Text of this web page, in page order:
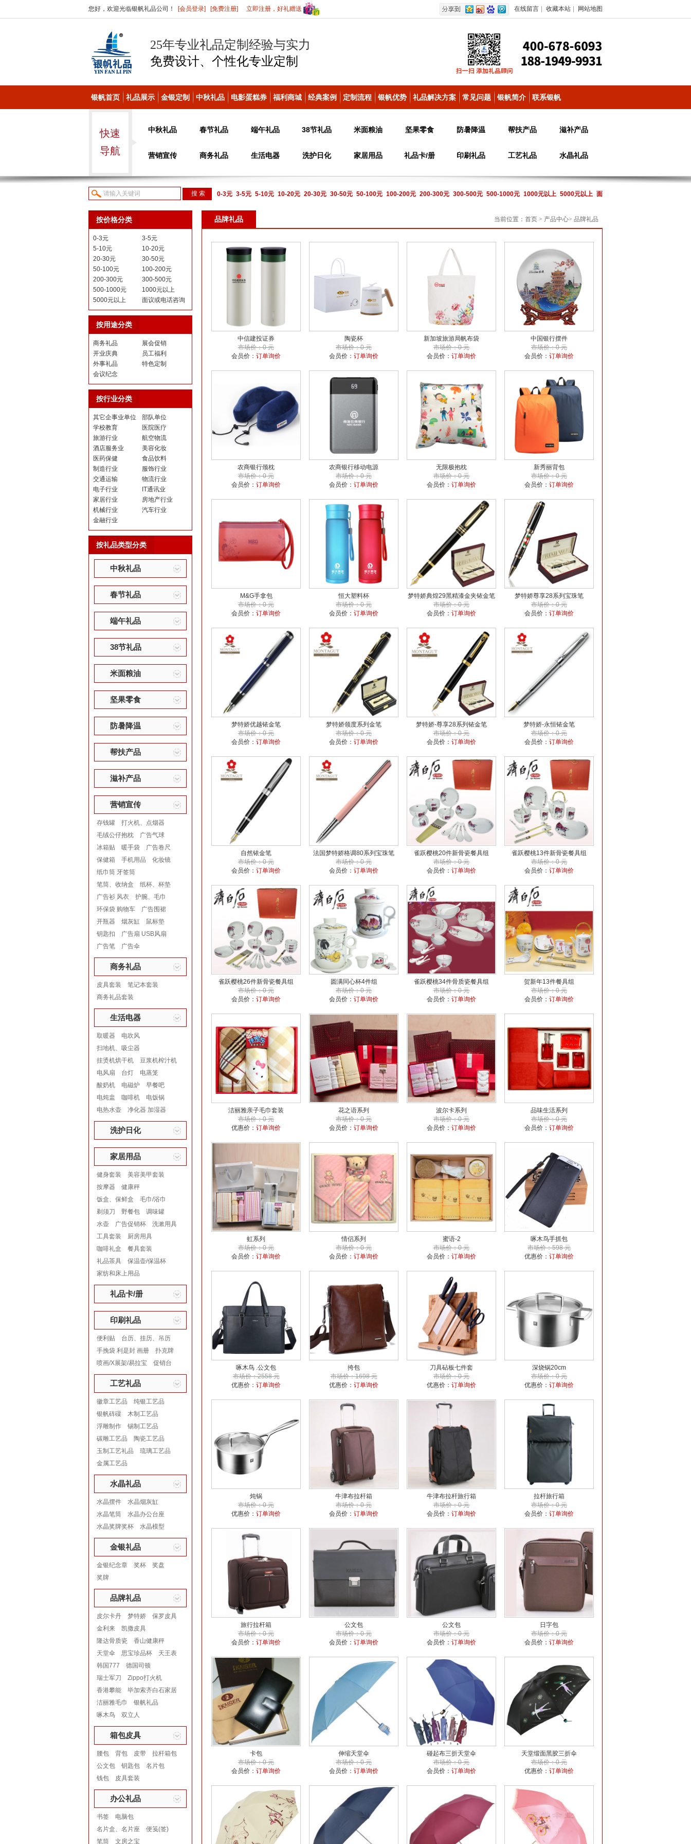
您好，欢迎光临银帆礼品公司！ [会员登录] [免费注册] 立即注册，好礼赠送 在线留言 收藏本站 网站地图
25年专业礼品定制经验与实力
免费设计、个性化专业定制
银帆首页 礼品展示 金银定制 中秋礼品 电影蛋糕券 福利商城 经典案例 定制流程 银帆优势 礼品解决方案 常见问题 银帆简介 联系银帆
快速
导航
中秋礼品 春节礼品 端午礼品 38节礼品 米面粮油 坚果零食 防暑降温 帮扶产品 滋补产品
营销宣传 商务礼品 生活电器 洗护日化 家居用品 礼品卡/册 印刷礼品 工艺礼品 水晶礼品
0-3元 3-5元 5-10元 10-20元 20-30元 30-50元 50-100元 100-200元 200-300元 300-500元 500-1000元 1000元以上 5000元以上 面
议或电话咨询
按价格分类
0-3元
3-5元
5-10元
10-20元
20-30元
30-50元
50-100元
100-200元
200-300元
300-500元
500-1000元
1000元以上
5000元以上
面议或电话咨询
按用途分类
商务礼品
展会促销
开业庆典
员工福利
外事礼品
特色定制
会议纪念
按行业分类
其它企事业单位
部队单位
学校教育
医院医疗
旅游行业
航空物流
酒店服务业
美容化妆
医药保健
食品饮料
制造行业
服饰行业
交通运输
物流行业
电子行业
IT通讯业
家居行业
房地产行业
机械行业
汽车行业
金融行业
按礼品类型分类
中秋礼品
春节礼品
端午礼品
38节礼品
米面粮油
坚果零食
防暑降温
帮扶产品
滋补产品
营销宣传
存钱罐
打火机、点烟器
毛绒公仔抱枕
广告气球
冰箱贴
暖手袋
广告卷尺
保健箱
手机用品
化妆镜
纸巾筒 牙签筒
笔筒、收纳盒
纸杯、杯垫
广告衫 风衣
护腕、毛巾
环保袋 购物车
广告围裙
开瓶器
烟灰缸
鼠标垫
钥匙扣
广告扇 USB风扇
广告笔
广告伞
商务礼品
皮具套装
笔记本套装
商务礼品套装
生活电器
取暖器
电吹风
扫地机、吸尘器
挂烫机烘干机
豆浆机榨汁机
电风扇
台灯
电蒸笼
酸奶机
电磁炉
早餐吧
电炖盅
咖啡机
电饭锅
电热水壶
净化器 加湿器
洗护日化
家居用品
健身套装
美容美甲套装
按摩器
健康秤
饭盒、保鲜盒
毛巾/浴巾
剃须刀
野餐包
调味罐
水壶
广告促销杯
洗漱用具
工具套装
厨房用具
咖啡礼盒
餐具套装
礼品茶具
保温壶/保温杯
家纺和床上用品
礼品卡/册
印刷礼品
便利贴
台历、挂历、吊历
手挽袋 利是封 画册
扑克牌
喷画/X展架/易拉宝
促销台
工艺礼品
徽章工艺品
纯银工艺品
银帆砗磲
木制工艺品
浮雕制作
锡制工艺品
碳雕工艺品
陶瓷工艺品
玉制工艺礼品
琉璃工艺品
金属工艺品
水晶礼品
水晶摆件
水晶烟灰缸
水晶笔筒
水晶办公台座
水晶奖牌奖杯
水晶模型
金银礼品
金银纪念章 奖杯
奖盘
奖牌
品牌礼品
皮尔卡丹 梦特娇
保罗皮具
金利来
凯撒皮具
隆达骨质瓷
香山健康秤
天堂伞
思宝珍品杯
天王表
韩国777
德国司顿
瑞士军刀
Zippo打火机
香港攀能
毕加索齐白石家居
洁丽雅毛巾
银帆礼品
啄木鸟
双立人
箱包皮具
腰包 背包 皮带
拉杆箱包
公文包
钥匙包
名片包
钱包
皮具套装
办公礼品
书签
电脑包
名片盒、名片座
便笺(签)
笔筒
文房之宝
品牌礼品 当前位置： 首页 > 产品中心> 品牌礼品
中信建投证券
市场价：0 元
会员价： 订单询价
陶瓷杯
市场价：0 元
会员价： 订单询价
新加坡旅游局帆布袋
市场价：0 元
会员价： 订单询价
中国银行摆件
市场价：0 元
会员价： 订单询价
农商银行颈枕
市场价：0 元
会员价： 订单询价
农商银行移动电源
市场价：0 元
会员价： 订单询价
无限极抱枕
市场价：0 元
会员价： 订单询价
新秀丽背包
市场价：0 元
会员价： 订单询价
M&G手拿包
市场价：0 元
会员价： 订单询价
恒大塑料杯
市场价：0 元
会员价： 订单询价
梦特娇典煌29黑精漆金夹铱金笔
市场价：0 元
会员价： 订单询价
梦特娇尊享28系列宝珠笔
市场价：0 元
会员价： 订单询价
梦特娇优越铱金笔
市场价：0 元
会员价： 订单询价
梦特娇领度系列金笔
市场价：0 元
会员价： 订单询价
梦特娇-尊享28系列铱金笔
市场价：0 元
会员价： 订单询价
梦特娇-永恒铱金笔
市场价：0 元
会员价： 订单询价
自然铱金笔
市场价：0 元
会员价： 订单询价
法国梦特娇格调80系列宝珠笔
市场价：0 元
会员价： 订单询价
雀跃樱桃20件新骨瓷餐具组
市场价：0 元
会员价： 订单询价
雀跃樱桃13件新骨瓷餐具组
市场价：0 元
会员价： 订单询价
雀跃樱桃26件新骨瓷餐具组
市场价：0 元
会员价： 订单询价
圆满同心杯4件组
市场价：0 元
会员价： 订单询价
雀跃樱桃34件骨质瓷餐具组
市场价：0 元
会员价： 订单询价
贺新年13件餐具组
市场价：0 元
会员价： 订单询价
洁丽雅亲子毛巾套装
市场价：0 元
优惠价： 订单询价
花之语系列
市场价：0 元
会员价： 订单询价
波尔卡系列
市场价：0 元
会员价： 订单询价
品味生活系列
市场价：0 元
会员价： 订单询价
虹系列
市场价：0 元
会员价： 订单询价
情侣系列
市场价：0 元
会员价： 订单询价
蜜语-2
市场价：0 元
会员价： 订单询价
啄木鸟手抓包
市场价：598 元
优惠价： 订单询价
啄木鸟 .公文包
市场价：2558 元
优惠价： 订单询价
挎包
市场价：1698 元
优惠价： 订单询价
刀具砧板七件套
市场价：0 元
优惠价： 订单询价
深烧锅20cm
市场价：0 元
优惠价： 订单询价
炖锅
市场价：0 元
优惠价： 订单询价
牛津布拉杆箱
市场价：0 元
会员价： 订单询价
牛津布拉杆旅行箱
市场价：0 元
会员价： 订单询价
拉杆旅行箱
市场价：0 元
会员价： 订单询价
旅行拉杆箱
市场价：0 元
会员价： 订单询价
公文包
市场价：0 元
会员价： 订单询价
公文包
市场价：0 元
会员价： 订单询价
日字包
市场价：0 元
会员价： 订单询价
卡包
市场价：0 元
会员价： 订单询价
伸缩天堂伞
市场价：0 元
会员价： 订单询价
碰起布三折天堂伞
市场价：0 元
会员价： 订单询价
天堂缎面黑胶三折伞
市场价：0 元
优惠价： 订单询价